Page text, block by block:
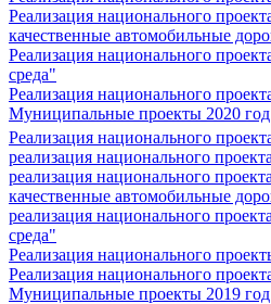
Реализация национального
качественные автомобильные
Реализация национального
среда"
Реализация национального
Муниципальные проекты 2020 год
Реализация национального
реализация национального
реализация национального
качественные автомобильные
реализация национального
среда"
Реализация национального
Реализация национального
Муниципальные проекты 2019 год